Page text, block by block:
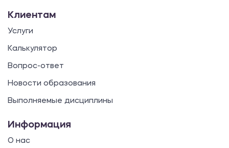
Клиентам
Услуги
Калькулятор
Вопрос-ответ
Новости образования
Выполняемые дисциплины
Информация
О нас